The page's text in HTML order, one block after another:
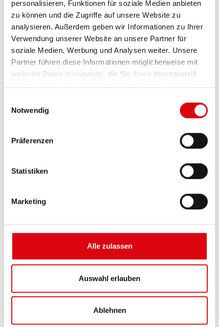
personalisieren, Funktionen für soziale Medien anbieten
zu können und die Zugriffe auf unsere Website zu
analysieren. Außerdem geben wir Informationen zu Ihrer
Verwendung unserer Website an unsere Partner für
soziale Medien, Werbung und Analysen weiter. Unsere
Partner führen diese Informationen möglicherweise mit
weiteren Daten zusammen, die Sie ihnen bereitgestellt
haben oder die sie im Rahmen Ihrer Nutzung der Dienste
Notwendig
Präferenzen
Statistiken
Marketing
Alle zulassen
Auswahl erlauben
Ablehnen
+ BMW i3 oder der
+ Ampera von Opel
+ Mazda MX-30 mit Kreiskolbenmotor als Range Extender
+ Nissan Qashqai e-Power (3. Generation 2022)
Das Brennstoffzellenauto(FCEVFuel Cell
Electric Vehicle, übersetzt Brennstoffzellenauto)
Brennstoffzellenfahrzeuge sind Transportmittel, bei denen
elektrische Energie aus den Energieträgern Wasserstoff,
niedermolekularen Alkoholen oder Ammoniak durch eine
Brennstoffzelle erzeugt und direkt mit dem Elektroantrieb
in Bewegung umgewandelt oder zeitweise in einer
Antriebsbatterie zwischengespeichert wird.
Aus dem Fahrzeug entweicht lediglich Wasserdampf. Das
Betanken dauert nur wenige Minuten und ist mit dem